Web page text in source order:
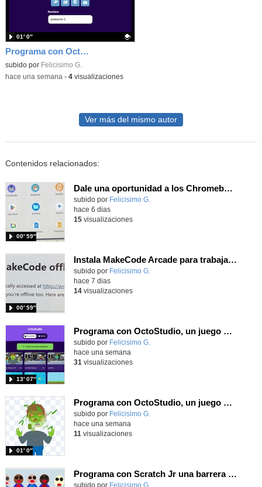
Programa con Octostudio, una animación utilizando la cámara para una foto y audio y texto para comunicar.
Contenido educativo.
subido por Felicisimo G.
01′ 0″
-hace una semana - 4visualizaciones
Ver más del mismo autor
Contenidos relacionados:
Dale una oportunidad a los Chromebooks y utiliza un proyector para realizar talleres si no tienes pantallas táctiles
Contenido educativo.
subido por Felicisimo G.
00′ 59″
hace 6 dias
15visualizaciones
Instala MakeCode Arcade para trabajar offline en tu tablet, ordenador, Chromebook
Contenido educativo.
subido por Felicisimo G.
00′ 59″
hace 7 dias
14visualizaciones
Programa con OctoStudio, un juego de disparos contra Zombies con un cargador basado en el House of the dead
Contenido educativo.
subido por Felicisimo G.
13′ 07″
hace una semana
31 visualizaciones
Programa con OctoStudio, un juego homenajeando al House of the dead con Zombies
Contenido educativo.
subido por Felicisimo G.
01′ 0″
hace una semana
11 visualizaciones
Programa con Scratch Jr una barrera que se desplaza para dar sensación de movimiento
Contenido educativo.
subido por Felicisimo G.